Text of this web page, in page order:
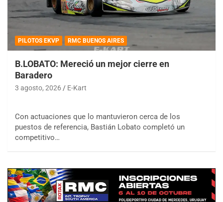
PILOTOS EKVP RMC BUENOS AIRES
B.LOBATO: Mereció un mejor cierre en
Baradero
3 agosto, 2026 E-Kart
Con actuaciones que lo mantuvieron cerca de los
puestos de referencia, Bastián Lobato completó un
competitivo…